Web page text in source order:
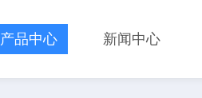
产品中心 新闻中心